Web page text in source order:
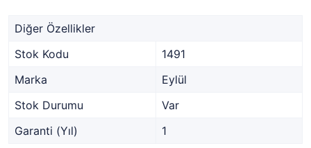
Diğer Özellikler
Stok Kodu
1491
Marka
Eylül
Stok Durumu
Var
Garanti (Yıl)
1